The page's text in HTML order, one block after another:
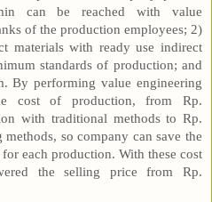
can be reached with value
of the production employees; 2)
materials with ready use indirect
standards of production; and
By performing value engineering
cost of production, from Rp.
with traditional methods to Rp.
so company can save the
each production. With these cost
the selling price from Rp.